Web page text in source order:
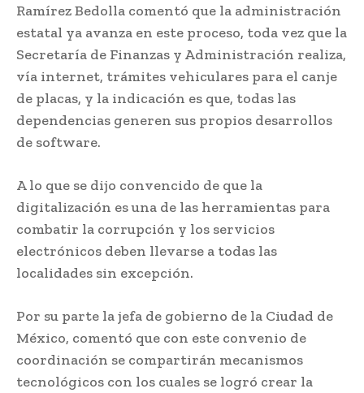
Ramírez Bedolla comentó que la administración
estatal ya avanza en este proceso, toda vez que la
Secretaría de Finanzas y Administración realiza,
vía internet, trámites vehiculares para el canje
de placas, y la indicación es que, todas las
dependencias generen sus propios desarrollos
de software.
A lo que se dijo convencido de que la
digitalización es una de las herramientas para
combatir la corrupción y los servicios
electrónicos deben llevarse a todas las
localidades sin excepción.
Por su parte la jefa de gobierno de la Ciudad de
México, comentó que con este convenio de
coordinación se compartirán mecanismos
tecnológicos con los cuales se logró crear la